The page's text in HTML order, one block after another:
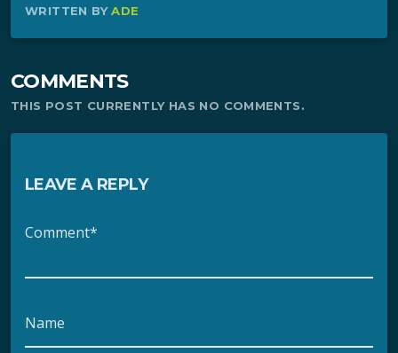
WRITTEN BYADE
COMMENTS
THIS POST CURRENTLY HAS NO COMMENTS.
LEAVE A REPLY
Comment*
Name